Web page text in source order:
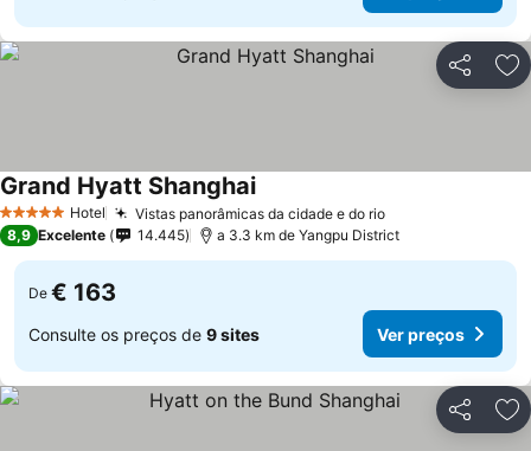
Partilhar
5 Estrelas Hotel Vistas panorâmicas da cidade e do rioVer preços
Grand Hyatt ShanghaiVer preços
8,9 Excelente 14.445 a 3.3 km de Yangpu District
De € 163
Consulte os preços de 9 sites Ver preços
Partilhar